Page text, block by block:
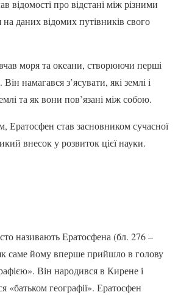
відомості про відстані між різними
на даних відомих путівників свого
моря та океани, створюючи перші
намагався з’ясувати, які землі і
та як вони пов’язані між собою.
Ератосфен став засновником сучасної
внесок у розвиток цієї науки.
називають Ератосфена (бл. 276 –
саме йому вперше прийшло в голову
Він народився в Кирене і
«батьком географії». Ератосфен